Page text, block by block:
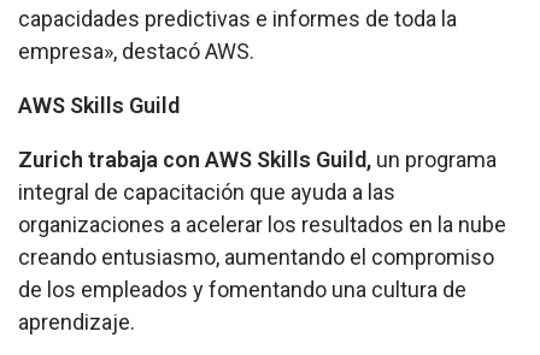
capacidades predictivas e informes de toda la
empresa», destacó AWS.
AWS Skills Guild
Zurich trabaja con AWS Skills Guild, un programa
integral de capacitación que ayuda a las
organizaciones a acelerar los resultados en la nube
creando entusiasmo, aumentando el compromiso
de los empleados y fomentando una cultura de
aprendizaje.